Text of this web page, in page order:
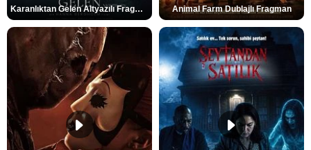
Karanlıktan Gelen Altyazılı Fragman Animal Farm Dublajlı Fragman